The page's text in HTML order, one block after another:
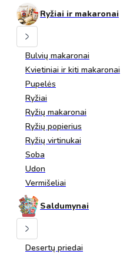
Ryžiai ir makaronai
Bulvių makaronai
Kvietiniai ir kiti makaronai
Pupelės
Ryžiai
Ryžių makaronai
Ryžių popierius
Ryžių virtinukai
Soba
Udon
Vermišeliai
Saldumynai
Desertų priedai